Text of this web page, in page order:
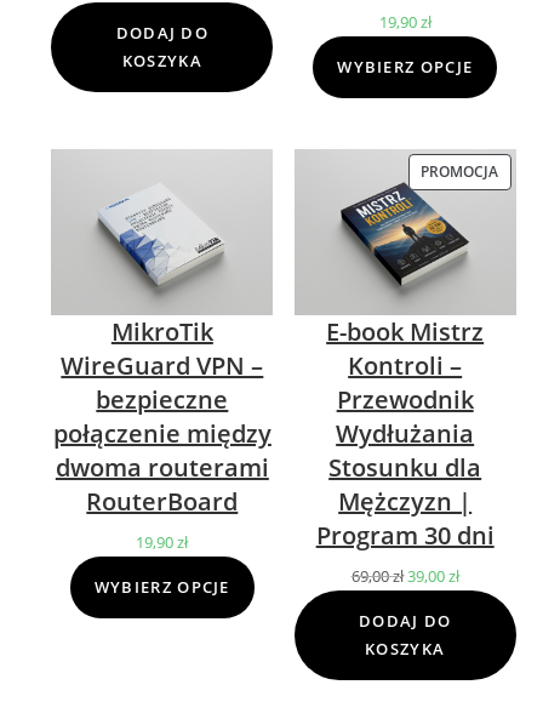
DODAJ DO
KOSZYKA
19,90zł
WYBIERZ OPCJE
MikroTik
WireGuard VPN –
bezpieczne
połączenie między
dwoma routerami
RouterBoard
19,90zł
WYBIERZ OPCJE
PROMOCJA
E-book Mistrz
Kontroli –
Przewodnik
Wydłużania
Stosunku dla
Mężczyzn |
Program 30 dni
69,00złPierwotna
wynosiła:
39,00złAktualna
cena
wynosi:
39,00 zł.
DODAJ DO
KOSZYKA